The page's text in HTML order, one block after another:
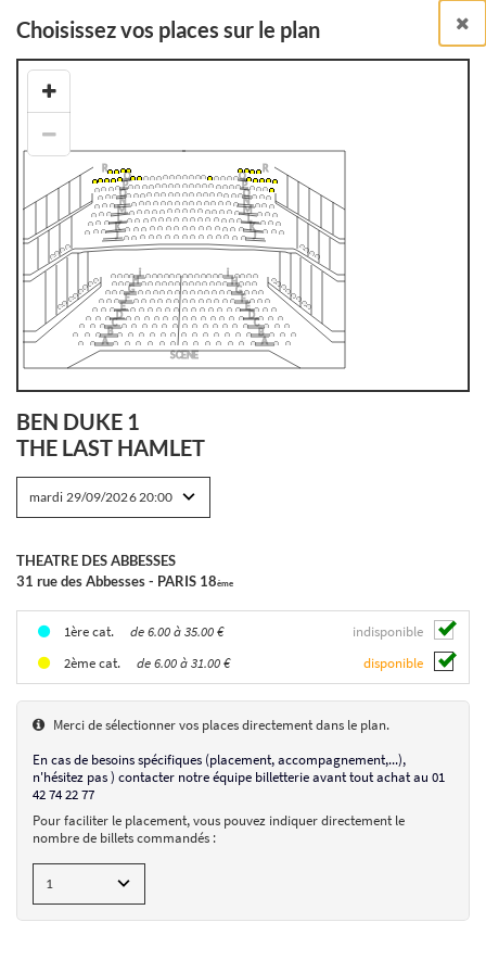
Billetterie en ligne
Billets à l'unité
RETOUR À LA LISTE DES SPECTACLES
BEN DUKE 1
The Last Hamlet
THEATRE DES ABBESSES
31 rue des Abbesses - PARIS 18
Placement numéroté
de 6.00 à 35.00 €
Choisissez vos places sur le plan
BEN DUKE 1
THE LAST HAMLET
THEATRE DES ABBESSES
31 rue des Abbesses - PARIS 18ème
1ère cat. de 6.00 à 35.00 €
indisponible
2ème cat.
de 6.00 à 31.00 € disponible
Merci de sélectionner vos places directement dans le plan.
En cas de besoins spécifiques (placement, accompagnement,...),
n'hésitez pas ) contacter notre équipe billetterie avant tout achat au 01
42 74 22 77
Pour faciliter le placement, vous pouvez indiquer directement le
nombre de billets commandés :